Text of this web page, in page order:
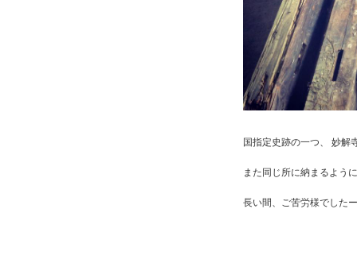
国指定史跡の一つ、 妙解
また同じ所に納まるよう
長い間、ご苦労様でした